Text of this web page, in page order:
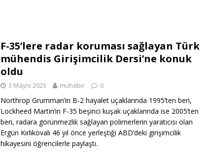
F-35’lere radar koruması sağlayan Türk
mühendis Girişimcilik Dersi’ne konuk
oldu
3 Mayıs 2025 muhabir 0
Northrop Grumman’in B-2 hayalet uçaklarında 1995’ten beri,
Lockheed Martin’in F-35 beşinci kuşak uçaklarında ise 2005’ten
beri, radara görünmezlik sağlayan polimerlerin yaratıcısı olan
Ergün Kırlıkovalı 46 yıl önce yerleştiği ABD’deki girişimcilik
hikayesini öğrencilerle paylaştı.